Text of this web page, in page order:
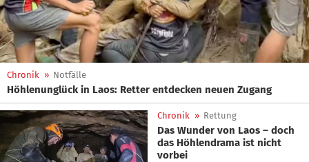
Chronik » Notfälle
Höhlenunglück in Laos: Retter entdecken neuen Zugang
Chronik » Rettung
Das Wunder von Laos – doch
das Höhlendrama ist nicht
vorbei